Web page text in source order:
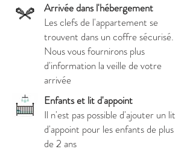
Arrivée dans l'hébergement
Les clefs de l'appartement se
trouvent dans un coffre sécurisé.
Nous vous fournirons plus
d'information la veille de votre
arrivée
Enfants et lit d'appoint
Il n'est pas possible d'ajouter un lit
d'appoint pour les enfants de plus
de 2 ans